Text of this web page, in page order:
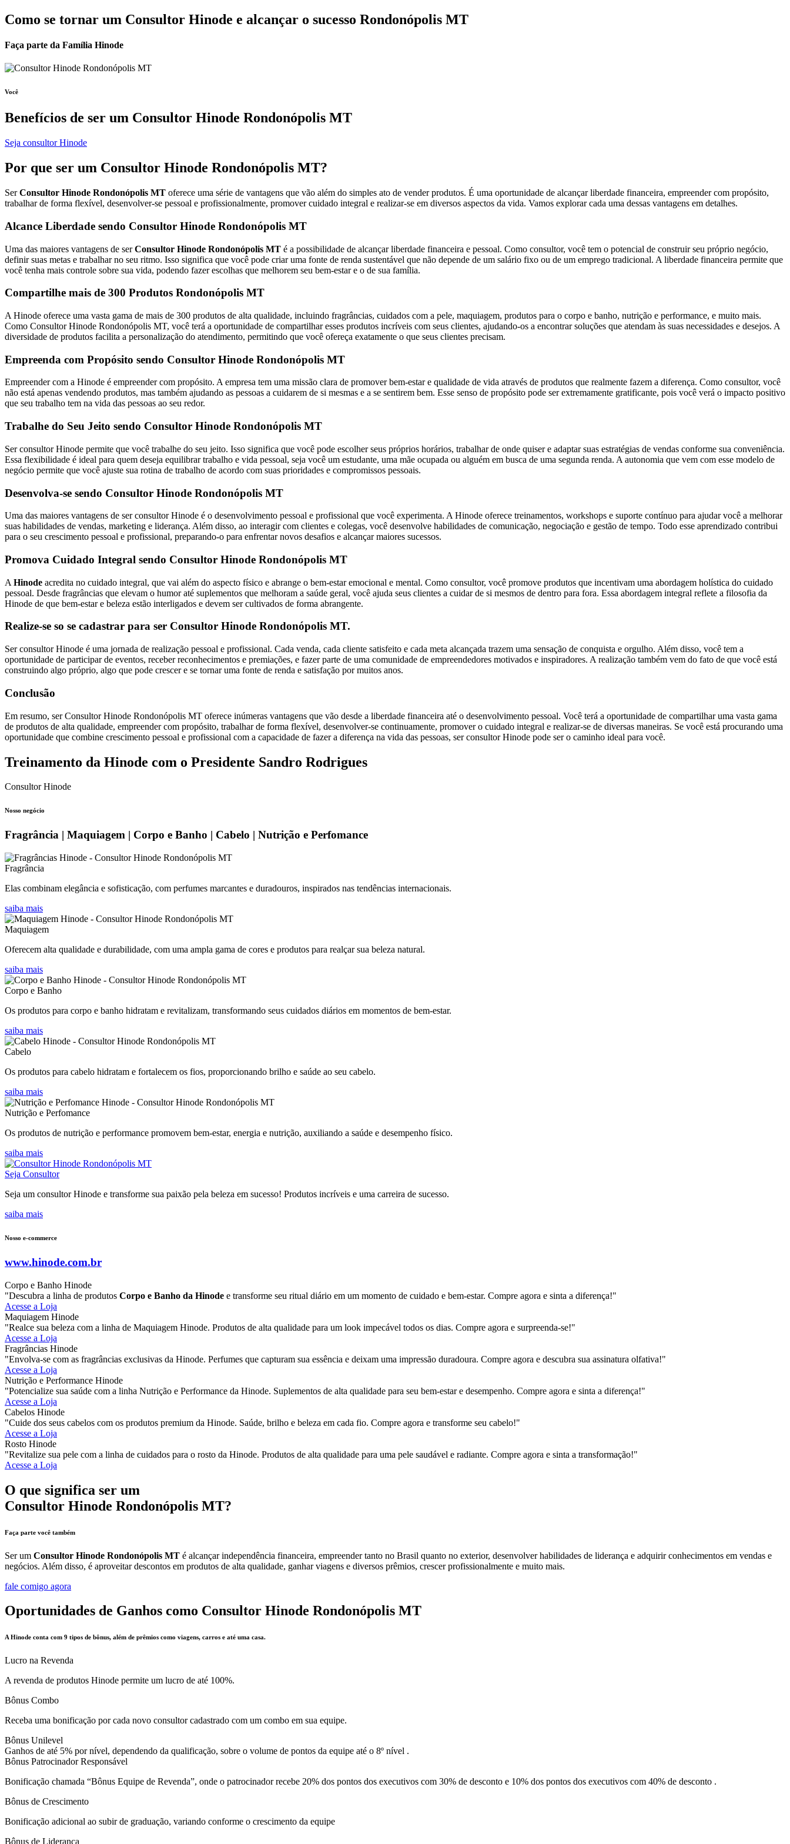
Como se tornar um Consultor Hinode e alcançar o sucesso Rondonópolis MT
Faça parte da Família Hinode
Você
Benefícios de ser um Consultor Hinode Rondonópolis MT
Seja consultor Hinode
Por que ser um Consultor Hinode Rondonópolis MT?
SerConsultor Hinode Rondonópolis MT oferece uma série de vantagens que vão além do simples ato de vender produtos. É uma oportunidade de alcançar liberdade financeira, empreender com propósito,
trabalhar de forma flexível, desenvolver-se pessoal e profissionalmente, promover cuidado integral e realizar-se em diversos aspectos da vida. Vamos explorar cada uma dessas vantagens em detalhes.
Alcance Liberdade sendo Consultor Hinode Rondonópolis MT
Uma das maiores vantagens de serConsultor Hinode Rondonópolis MT é a possibilidade de alcançar liberdade financeira e pessoal. Como consultor, você tem o potencial de construir seu próprio negócio,
definir suas metas e trabalhar no seu ritmo. Isso significa que você pode criar uma fonte de renda sustentável que não depende de um salário fixo ou de um emprego tradicional. A liberdade financeira permite que
você tenha mais controle sobre sua vida, podendo fazer escolhas que melhorem seu bem-estar e o de sua família.
Compartilhe mais de 300 Produtos Rondonópolis MT
A Hinode oferece uma vasta gama de mais de 300 produtos de alta qualidade, incluindo fragrâncias, cuidados com a pele, maquiagem, produtos para o corpo e banho, nutrição e performance, e muito mais.
Como Consultor Hinode Rondonópolis MT, você terá a oportunidade de compartilhar esses produtos incríveis com seus clientes, ajudando-os a encontrar soluções que atendam às suas necessidades e desejos. A
diversidade de produtos facilita a personalização do atendimento, permitindo que você ofereça exatamente o que seus clientes precisam.
Empreenda com Propósito sendo Consultor Hinode Rondonópolis MT
Empreender com a Hinode é empreender com propósito. A empresa tem uma missão clara de promover bem-estar e qualidade de vida através de produtos que realmente fazem a diferença. Como consultor, você
não está apenas vendendo produtos, mas também ajudando as pessoas a cuidarem de si mesmas e a se sentirem bem. Esse senso de propósito pode ser extremamente gratificante, pois você verá o impacto positivo
que seu trabalho tem na vida das pessoas ao seu redor.
Trabalhe do Seu Jeito sendo Consultor Hinode Rondonópolis MT
Ser consultor Hinode permite que você trabalhe do seu jeito. Isso significa que você pode escolher seus próprios horários, trabalhar de onde quiser e adaptar suas estratégias de vendas conforme sua conveniência.
Essa flexibilidade é ideal para quem deseja equilibrar trabalho e vida pessoal, seja você um estudante, uma mãe ocupada ou alguém em busca de uma segunda renda. A autonomia que vem com esse modelo de
negócio permite que você ajuste sua rotina de trabalho de acordo com suas prioridades e compromissos pessoais.
Desenvolva-se sendo Consultor Hinode Rondonópolis MT
Uma das maiores vantagens de ser consultor Hinode é o desenvolvimento pessoal e profissional que você experimenta. A Hinode oferece treinamentos, workshops e suporte contínuo para ajudar você a melhorar
suas habilidades de vendas, marketing e liderança. Além disso, ao interagir com clientes e colegas, você desenvolve habilidades de comunicação, negociação e gestão de tempo. Todo esse aprendizado contribui
para o seu crescimento pessoal e profissional, preparando-o para enfrentar novos desafios e alcançar maiores sucessos.
Promova Cuidado Integral sendo Consultor Hinode Rondonópolis MT
A Hinode acredita no cuidado integral, que vai além do aspecto físico e abrange o bem-estar emocional e mental. Como consultor, você promove produtos que incentivam uma abordagem holística do cuidado
pessoal. Desde fragrâncias que elevam o humor até suplementos que melhoram a saúde geral, você ajuda seus clientes a cuidar de si mesmos de dentro para fora. Essa abordagem integral reflete a filosofia da
Hinode de que bem-estar e beleza estão interligados e devem ser cultivados de forma abrangente.
Realize-se so se cadastrar para ser Consultor Hinode Rondonópolis MT.
Ser consultor Hinode é uma jornada de realização pessoal e profissional. Cada venda, cada cliente satisfeito e cada meta alcançada trazem uma sensação de conquista e orgulho. Além disso, você tem a
oportunidade de participar de eventos, receber reconhecimentos e premiações, e fazer parte de uma comunidade de empreendedores motivados e inspiradores. A realização também vem do fato de que você está
construindo algo próprio, algo que pode crescer e se tornar uma fonte de renda e satisfação por muitos anos.
Conclusão
Em resumo, ser Consultor Hinode Rondonópolis MT oferece inúmeras vantagens que vão desde a liberdade financeira até o desenvolvimento pessoal. Você terá a oportunidade de compartilhar uma vasta gama
de produtos de alta qualidade, empreender com propósito, trabalhar de forma flexível, desenvolver-se continuamente, promover o cuidado integral e realizar-se de diversas maneiras. Se você está procurando uma
oportunidade que combine crescimento pessoal e profissional com a capacidade de fazer a diferença na vida das pessoas, ser consultor Hinode pode ser o caminho ideal para você.
Treinamento da Hinode com o Presidente Sandro Rodrigues
Consultor Hinode
Nosso negócio
Fragrância | Maquiagem | Corpo e Banho | Cabelo | Nutrição e Perfomance
Fragrância
Elas combinam elegância e sofisticação, com perfumes marcantes e duradouros, inspirados nas tendências internacionais.
saiba mais
Maquiagem
Oferecem alta qualidade e durabilidade, com uma ampla gama de cores e produtos para realçar sua beleza natural.
saiba mais
Corpo e Banho
Os produtos para corpo e banho hidratam e revitalizam, transformando seus cuidados diários em momentos de bem-estar.
saiba mais
Cabelo
Os produtos para cabelo hidratam e fortalecem os fios, proporcionando brilho e saúde ao seu cabelo.
saiba mais
Nutrição e Perfomance
Os produtos de nutrição e performance promovem bem-estar, energia e nutrição, auxiliando a saúde e desempenho físico.
saiba mais
Seja Consultor
Seja um consultor Hinode e transforme sua paixão pela beleza em sucesso! Produtos incríveis e uma carreira de sucesso.
saiba mais
Nosso e-commerce
www.hinode.com.br
Corpo e Banho Hinode
"Descubra a linha de produtos Corpo e Banho da Hinode e transforme seu ritual diário em um momento de cuidado e bem-estar. Compre agora e sinta a diferença!"
Acesse a Loja
Maquiagem Hinode
"Realce sua beleza com a linha de Maquiagem Hinode. Produtos de alta qualidade para um look impecável todos os dias. Compre agora e surpreenda-se!"
Acesse a Loja
Fragrâncias Hinode
"Envolva-se com as fragrâncias exclusivas da Hinode. Perfumes que capturam sua essência e deixam uma impressão duradoura. Compre agora e descubra sua assinatura olfativa!"
Acesse a Loja
Nutrição e Performance Hinode
"Potencialize sua saúde com a linha Nutrição e Performance da Hinode. Suplementos de alta qualidade para seu bem-estar e desempenho. Compre agora e sinta a diferença!"
Acesse a Loja
Cabelos Hinode
"Cuide dos seus cabelos com os produtos premium da Hinode. Saúde, brilho e beleza em cada fio. Compre agora e transforme seu cabelo!"
Acesse a Loja
Rosto Hinode
"Revitalize sua pele com a linha de cuidados para o rosto da Hinode. Produtos de alta qualidade para uma pele saudável e radiante. Compre agora e sinta a transformação!"
Acesse a Loja
O que significa ser um
Consultor Hinode Rondonópolis MT?
Faça parte você também
Ser um Consultor Hinode Rondonópolis MT é alcançar independência financeira, empreender tanto no Brasil quanto no exterior, desenvolver habilidades de liderança e adquirir conhecimentos em vendas e
negócios. Além disso, é aproveitar descontos em produtos de alta qualidade, ganhar viagens e diversos prêmios, crescer profissionalmente e muito mais.
fale comigo agora
Oportunidades de Ganhos como Consultor Hinode Rondonópolis MT
A Hinode conta com 9 tipos de bônus, além de prêmios como viagens, carros e até uma casa.
Lucro na Revenda
A revenda de produtos Hinode permite um lucro de até 100%.
Bônus Combo
Receba uma bonificação por cada novo consultor cadastrado com um combo em sua equipe.
Bônus Unilevel
Ganhos de até 5% por nível, dependendo da qualificação, sobre o volume de pontos da equipe até o 8º nível .
Bônus Patrocinador Responsável
Bonificação chamada “Bônus Equipe de Revenda”, onde o patrocinador recebe 20% dos pontos dos executivos com 30% de desconto e 10% dos pontos dos executivos com 40% de desconto .
Bônus de Crescimento
Bonificação adicional ao subir de graduação, variando conforme o crescimento da equipe
Bônus de Liderança